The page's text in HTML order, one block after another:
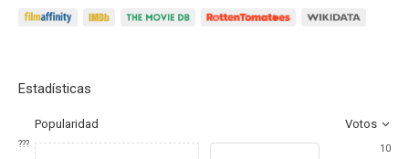
Estadísticas
Popularidad Votos
???
10